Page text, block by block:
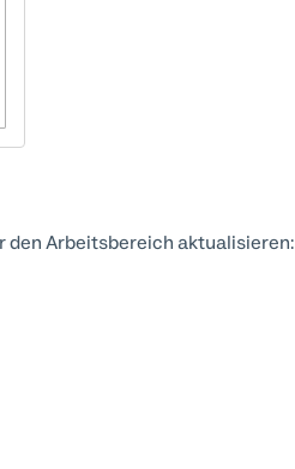
den Arbeitsbereich aktualisieren: